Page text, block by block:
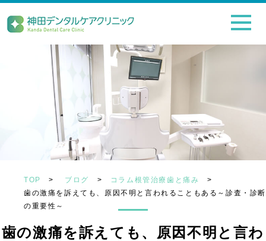
TOP > ブログ > コラム根管治療歯と痛み
>
歯の激痛を訴えても、原因不明と言われることもある～診査・診断
の重要性～
歯の激痛を訴えても、原因不明と言わ